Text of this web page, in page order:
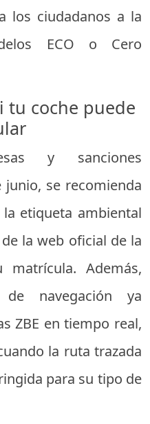
los ciudadanos a la
ECO o Cero
tu coche puede
y sanciones
se recomienda
etiqueta ambiental
la web oficial de la
matrícula. Además,
de navegación ya
ZBE en tiempo real,
la ruta trazada
para su tipo de